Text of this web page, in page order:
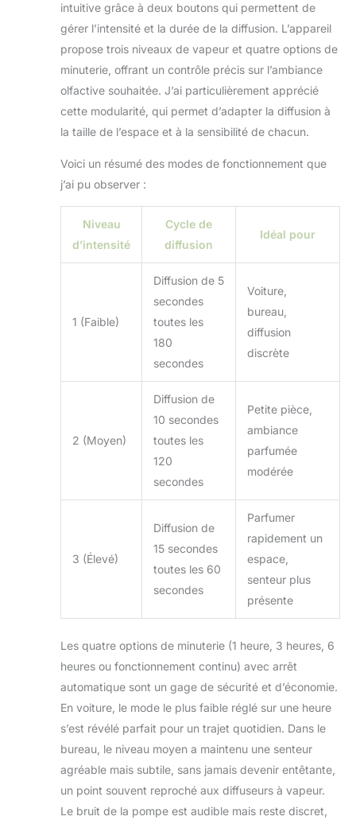
intuitive grâce à deux boutons qui permettent de
gérer l’intensité et la durée de la diffusion. L’appareil
propose trois niveaux de vapeur et quatre options de
minuterie, offrant un contrôle précis sur l’ambiance
olfactive souhaitée. J’ai particulièrement apprécié
cette modularité, qui permet d’adapter la diffusion à
la taille de l’espace et à la sensibilité de chacun.
Voici un résumé des modes de fonctionnement que
j’ai pu observer :
Niveau
d’intensité
Cycle de
diffusion
Idéal pour
1 (Faible)
Diffusion de 5
secondes
toutes les
180
secondes
Voiture,
bureau,
diffusion
discrète
2 (Moyen)
Diffusion de
10 secondes
toutes les
120
secondes
Petite pièce,
ambiance
parfumée
modérée
3 (Élevé)
Diffusion de
15 secondes
toutes les 60
secondes
Parfumer
rapidement un
espace,
senteur plus
présente
Les quatre options de minuterie (1 heure, 3 heures, 6
heures ou fonctionnement continu) avec arrêt
automatique sont un gage de sécurité et d’économie.
En voiture, le mode le plus faible réglé sur une heure
s’est révélé parfait pour un trajet quotidien. Dans le
bureau, le niveau moyen a maintenu une senteur
agréable mais subtile, sans jamais devenir entêtante,
un point souvent reproché aux diffuseurs à vapeur.
Le bruit de la pompe est audible mais reste discret,